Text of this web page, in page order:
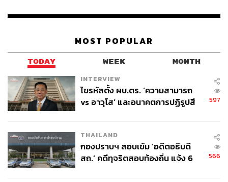
MOST POPULAR
TODAY WEEK MONTH
INTERVIEW
ไขรหัสตั้ง ผบ.ตร. ‘ความสามารถ
vs อาวุโส’ และอนาคตการปฏิรูปสี
597
THAILAND
กองปราบฯ สอบเข้ม ‘อดีตอธิบดี
สถ.’ คดีทุจริตสอบท้องถิ่น แจ้ง 6
566